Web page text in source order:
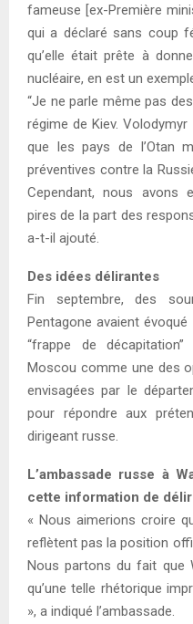
fameuse [ex-Première
qui a déclaré sans coup
qu’elle était prête à
nucléaire, en est un
“Je ne parle même pas
régime de Kiev.
que les pays de l’Otan
préventives contre la
Cependant, nous avons
pires de la part des
a-t-il ajouté.
Des idées délirantes
Fin septembre, des
Pentagone avaient évoqué
“frappe de
Moscou comme une des
envisagées par le
pour répondre aux
dirigeant russe.
L’ambassade russe à
cette information de
« Nous aimerions croire
reflètent pas la position
Nous partons du fait que
qu’une telle rhétorique
», a indiqué l’ambassade.